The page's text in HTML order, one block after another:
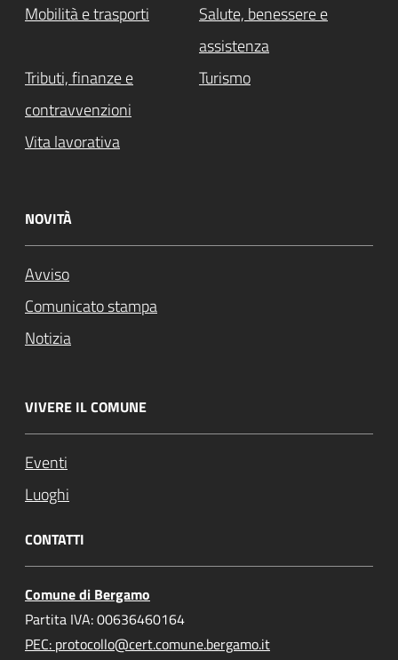
Mobilità e trasporti
Salute, benessere e
assistenza
Tributi, finanze e
contravvenzioni
Turismo
Vita lavorativa
NOVITÀ
Avviso
Comunicato stampa
Notizia
VIVERE IL COMUNE
Eventi
Luoghi
CONTATTI
Comune di Bergamo
Partita IVA: 00636460164
PEC: protocollo@cert.comune.bergamo.it